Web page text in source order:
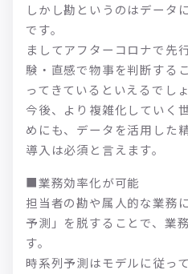
しかし勘というのはデータ
です。
ましてアフターコロナで先
験・直感で物事を判断する
ってきているといえるでしょ
今後、より複雑化していく
めにも、データを活用した
導入は必須と言えます。
■業務効率化が可能
担当者の勘や属人的な業務
予測」を脱することで、業
す。
時系列予測はモデルに従っ